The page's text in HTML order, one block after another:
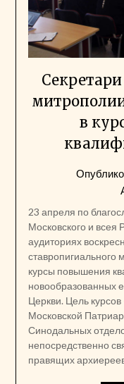
в
23 апреля по
Московского и всея
аудиториях
ставропигиального
курсы повышения
новообразованных
Церкви. Цель
Московской
Синодальных
непосредственно
правящих